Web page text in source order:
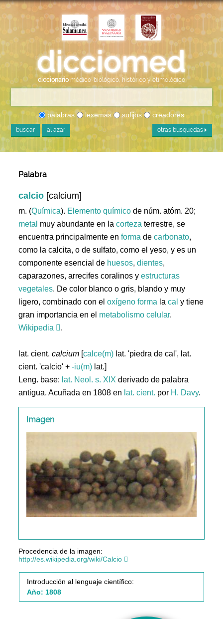
diccionario médico-biológico, histórico y etimológico
palabras lexemas sufijos creadores
buscar al azar otras búsquedas
Palabra
calcio [calcium]
m. (Química). Elemento químico de núm. atóm. 20;
metal muy abundante en lacorteza terrestre, se
encuentra principalmente enforma decarbonato,
como la calcita, o de sulfato, como el yeso, y es un
componente esencial de huesos,dientes,
caparazones, arrecifes coralinos yestructuras
vegetales. De color blanco o gris, blando y muy
ligero, combinado con eloxígeno forma lacal y tiene
gran importancia en el metabolismo celular.
Wikipedia
.
lat. cient.calcium [calce(m) lat. 'piedra de cal', lat.
cient. 'calcio' +-iu(m) lat.]
Leng. base: lat. Neol. s. XIX derivado de palabra
antigua. Acuñada en 1808 en lat. cient. por H. Davy.
Imagen
Procedencia de la imagen:
http://es.wikipedia.org/wiki/Calcio
Introducción al lenguaje científico:
Año: 1808